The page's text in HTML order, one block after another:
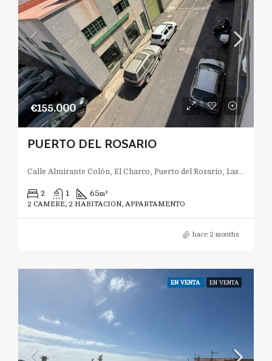
€155.000
PUERTO DEL ROSARIO
Calle Almirante Colón, El Charco, Puerto del Rosario, Las Palmas, Canarias, España
2 1 65m²
2 CAMERE, 2 HABITACION, APPARTAMENTO
hace 2 months
EN VENTA EN VENTA